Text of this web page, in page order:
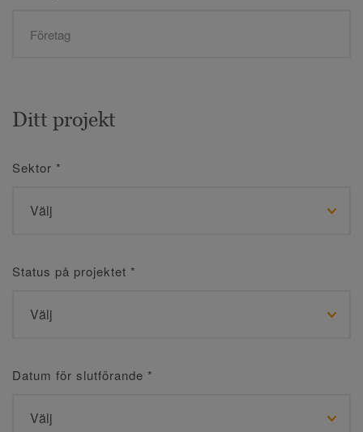
Ditt projekt
Sektor *
Status på projektet *
Datum för slutförande *